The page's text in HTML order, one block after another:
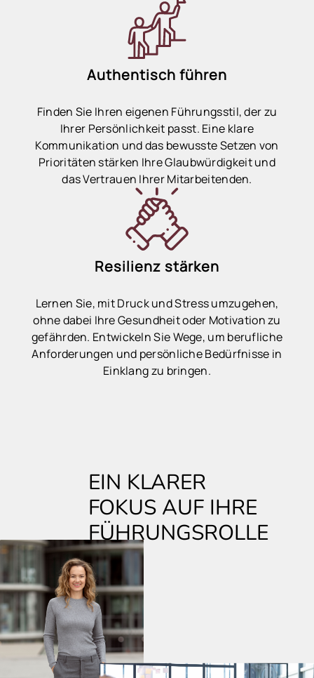
Authentisch führen
Finden Sie Ihren eigenen Führungsstil, der zu
Ihrer Persönlichkeit passt. Eine klare
Kommunikation und das bewusste Setzen von
Prioritäten stärken Ihre Glaubwürdigkeit und
das Vertrauen Ihrer Mitarbeitenden.
Resilienz stärken
Lernen Sie, mit Druck und Stress umzugehen,
ohne dabei Ihre Gesundheit oder Motivation zu
gefährden. Entwickeln Sie Wege, um berufliche
Anforderungen und persönliche Bedürfnisse in
Einklang zu bringen.
EIN KLARER
FOKUS AUF IHRE
FÜHRUNGSROLLE